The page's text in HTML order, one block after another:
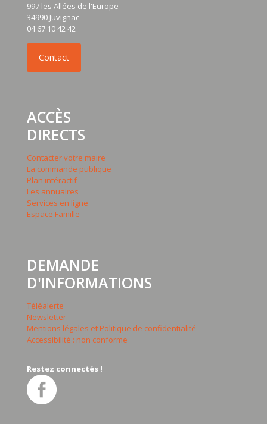
997 les Allées de l'Europe
34990 Juvignac
04 67 10 42 42
ACCÈS
DIRECTS
Contacter votre maire
La commande publique
Plan intéractif
Les annuaires
Services en ligne
Espace Famille
DEMANDE
D'INFORMATIONS
Téléalerte
Newsletter
Mentions légales et Politique de confidentialité
Accessibilité : non conforme
Restez connectés !